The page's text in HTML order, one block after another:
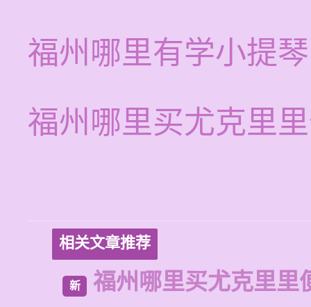
福州哪里有学小提
福州哪里买尤克里
相关文章推荐
新 福州哪里买尤克里里